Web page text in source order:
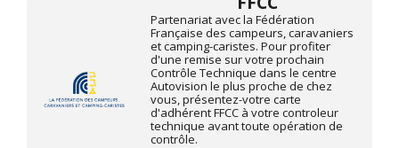
Partenariat avec la Fédération
Française des campeurs, caravaniers
et camping-caristes. Pour profiter
d'une remise sur votre prochain
Contrôle Technique dans le centre
Autovision le plus proche de chez
vous, présentez-votre carte
d'adhérent FFCC à votre controleur
technique avant toute opération de
contrôle.